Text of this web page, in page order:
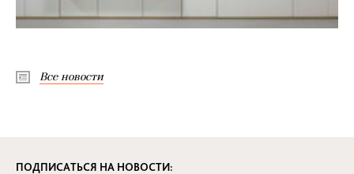
Все новости
ПОДПИСАТЬСЯ НА НОВОСТИ: